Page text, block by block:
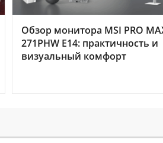
Обзор монитора MSI PRO
271PHW E14: практичность и
визуальный комфорт